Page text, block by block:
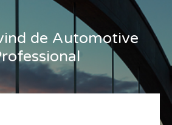
de Automotive